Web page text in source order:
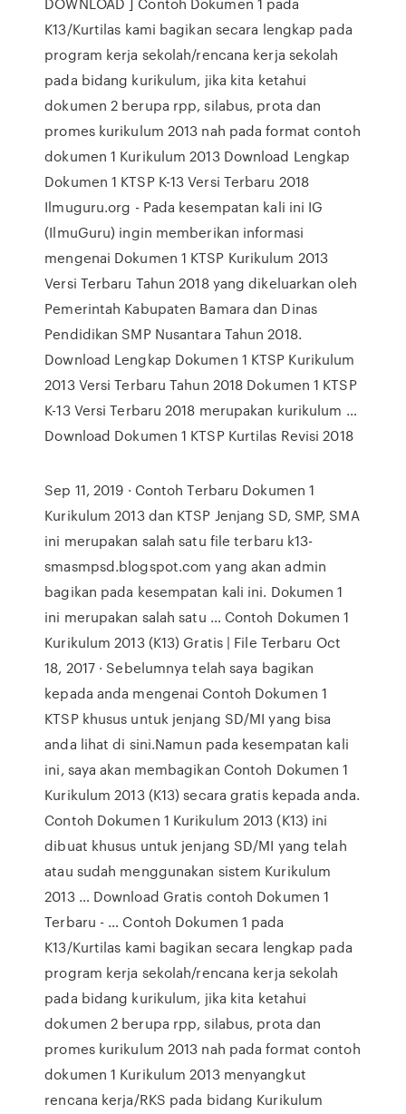
K13/Kurtilas kami bagikan secara lengkap pada
program kerja sekolah/rencana kerja sekolah
pada bidang kurikulum, jika kita ketahui
dokumen 2 berupa rpp, silabus, prota dan
promes kurikulum 2013 nah pada format contoh
dokumen 1 Kurikulum 2013 Download Lengkap
Dokumen 1 KTSP K-13 Versi Terbaru 2018
Ilmuguru.org - Pada kesempatan kali ini IG
(IlmuGuru) ingin memberikan informasi
mengenai Dokumen 1 KTSP Kurikulum 2013
Versi Terbaru Tahun 2018 yang dikeluarkan oleh
Pemerintah Kabupaten Bamara dan Dinas
Pendidikan SMP Nusantara Tahun 2018.
Download Lengkap Dokumen 1 KTSP Kurikulum
2013 Versi Terbaru Tahun 2018 Dokumen 1 KTSP
K-13 Versi Terbaru 2018 merupakan kurikulum …
️Download Dokumen 1 KTSP Kurtilas Revisi 2018
Sep 11, 2019 · Contoh Terbaru Dokumen 1
Kurikulum 2013 dan KTSP Jenjang SD, SMP, SMA
ini merupakan salah satu file terbaru k13-
smasmpsd.blogspot.com yang akan admin
bagikan pada kesempatan kali ini. Dokumen 1
ini merupakan salah satu … Contoh Dokumen 1
Kurikulum 2013 (K13) Gratis | File Terbaru Oct
18, 2017 · Sebelumnya telah saya bagikan
kepada anda mengenai Contoh Dokumen 1
KTSP khusus untuk jenjang SD/MI yang bisa
anda lihat di sini.Namun pada kesempatan kali
ini, saya akan membagikan Contoh Dokumen 1
Kurikulum 2013 (K13) secara gratis kepada anda.
Contoh Dokumen 1 Kurikulum 2013 (K13) ini
dibuat khusus untuk jenjang SD/MI yang telah
atau sudah menggunakan sistem Kurikulum
2013 … Download Gratis contoh Dokumen 1
Terbaru - … Contoh Dokumen 1 pada
K13/Kurtilas kami bagikan secara lengkap pada
program kerja sekolah/rencana kerja sekolah
pada bidang kurikulum, jika kita ketahui
dokumen 2 berupa rpp, silabus, prota dan
promes kurikulum 2013 nah pada format contoh
dokumen 1 Kurikulum 2013 menyangkut
rencana kerja/RKS pada bidang Kurikulum